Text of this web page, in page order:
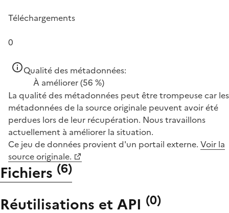
Téléchargements
0
Qualité des métadonnées:
À améliorer(56 %)
La qualité des métadonnées peut être trompeuse car les
métadonnées de la source originale peuvent avoir été
perdues lors de leur récupération. Nous travaillons
actuellement à améliorer la situation.
Ce jeu de données provient d'un portail externe. Voir la
source originale.
Fichiers (6)
Réutilisations et API (0)